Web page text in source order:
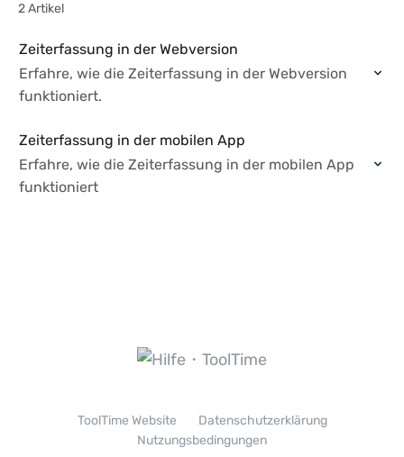
2 Artikel
Zeiterfassung in der Webversion
Erfahre, wie die Zeiterfassung in der Webversion
funktioniert.
Zeiterfassung in der mobilen App
Erfahre, wie die Zeiterfassung in der mobilen App
funktioniert
ToolTime Website
Datenschutzerklärung
Nutzungsbedingungen